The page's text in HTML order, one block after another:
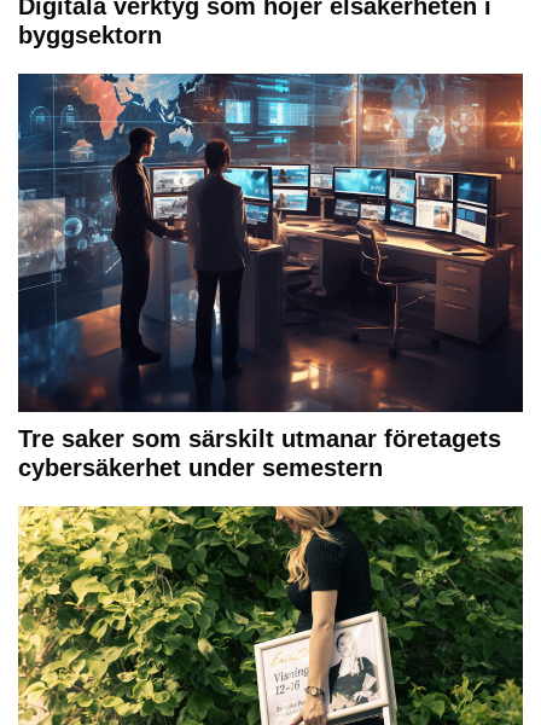
Digitala verktyg som höjer elsäkerheten i
byggsektorn
Tre saker som särskilt utmanar företagets
cybersäkerhet under semestern